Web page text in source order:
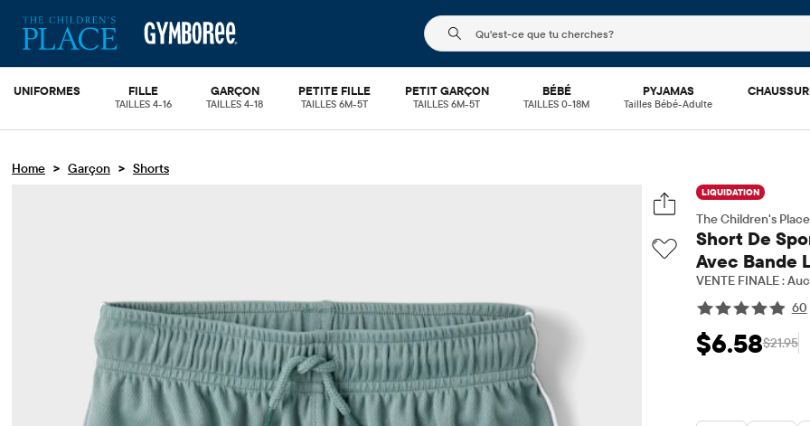
UNIFORMES FILLE
TAILLES 4-16
GARÇON
TAILLES 4-18
PETITE FILLE
TAILLES 6M-5T
PETIT GARÇON
TAILLES 6M-5T
BÉBÉ
TAILLES 0-18M
PYJAMAS
Tailles Bébé-Adulte
Home > Garçon > Shorts
LIQUIDATION
The Children's
Short De
Avec Bande
VENTE FINALE :
60
Prix ​​de vente:
$6.58 Prix
$21.95